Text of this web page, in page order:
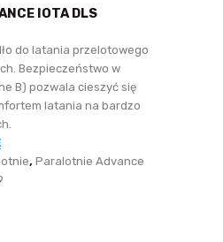
IOTA DLS
do latania przelotowego
Bezpieczeństwo w
B) pozwala cieszyć się
latania na bardzo
, Paralotnie Advance